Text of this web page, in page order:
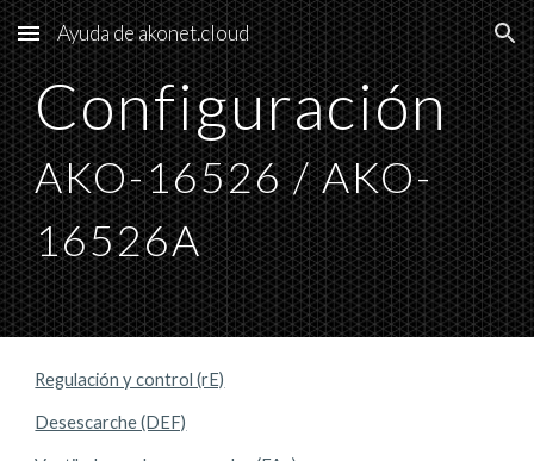
Skip to main content Skip to navigation
Ayuda de akonet.cloud
Configuración
AKO-16526 / AKO-
16526A
Regulación y control (rE)
Desescarche (DEF)